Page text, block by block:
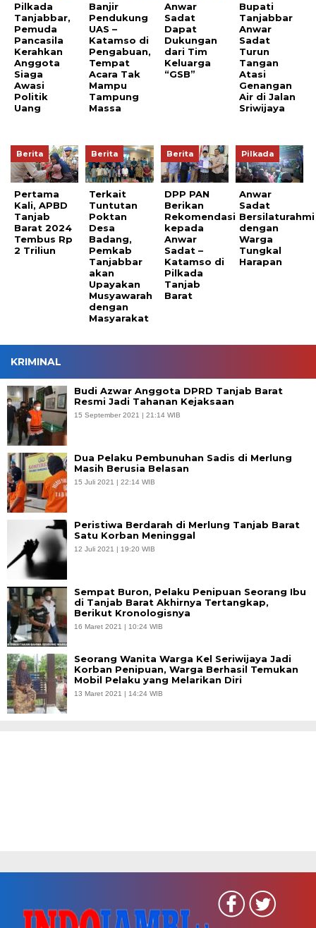
Pilkada
Tanjabbar,
Pemuda
Pancasila
Kerahkan
Anggota
Siaga
Awasi
Politik
Uang
Banjir
Pendukung
UAS –
Katamso di
Pengabuan,
Tempat
Acara Tak
Mampu
Tampung
Massa
Anwar
Sadat
Dapat
Dukungan
dari Tim
Keluarga
“GSB”
Bupati
Tanjabbar
Anwar
Sadat
Turun
Tangan
Atasi
Genangan
Air di Jalan
Sriwijaya
Berita
Pertama
Kali, APBD
Tanjab
Barat 2024
Tembus Rp
2 Triliun
Berita
Terkait
Tuntutan
Poktan
Desa
Badang,
Pemkab
Tanjabbar
akan
Upayakan
Musyawarah
dengan
Masyarakat
Berita
DPP PAN
Berikan
Rekomendasi
kepada
Anwar
Sadat –
Katamso di
Pilkada
Tanjab
Barat
Pilkada
Anwar
Sadat
Bersilaturahmi
dengan
Warga
Tungkal
Harapan
KRIMINAL
Budi Azwar Anggota DPRD Tanjab Barat
Resmi Jadi Tahanan Kejaksaan
15 September 2021 | 21:14 WIB
Dua Pelaku Pembunuhan Sadis di Merlung
Masih Berusia Belasan
15 Juli 2021 | 22:14 WIB
Peristiwa Berdarah di Merlung Tanjab Barat
Satu Korban Meninggal
12 Juli 2021 | 19:20 WIB
Sempat Buron, Pelaku Penipuan Seorang Ibu
di Tanjab Barat Akhirnya Tertangkap,
Berikut Kronologisnya
16 Maret 2021 | 10:24 WIB
Seorang Wanita Warga Kel Seriwijaya Jadi
Korban Penipuan, Warga Berhasil Temukan
Mobil Pelaku yang Melarikan Diri
13 Maret 2021 | 14:24 WIB